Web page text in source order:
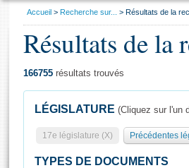
Présidence
Séance publique
Général
Rôle et pouvoirs de l'Assemblée
Visiter l'Assemblée
Vous
Accueil Recherche sur... Résultats de la
Résultats de la
166755 résultats trouvés
LÉGISLATURE (Cliquez sur l'un
17e législature (X) Précédentes
TYPES DE DOCUMENTS